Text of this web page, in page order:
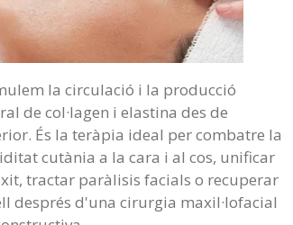
la circulació i la producció
de col·lagen i elastina des de
És la teràpia ideal per combatre la
cutània a la cara i al cos, unificar
tractar paràlisis facials o recuperar
després d'una cirurgia maxil·lofacial